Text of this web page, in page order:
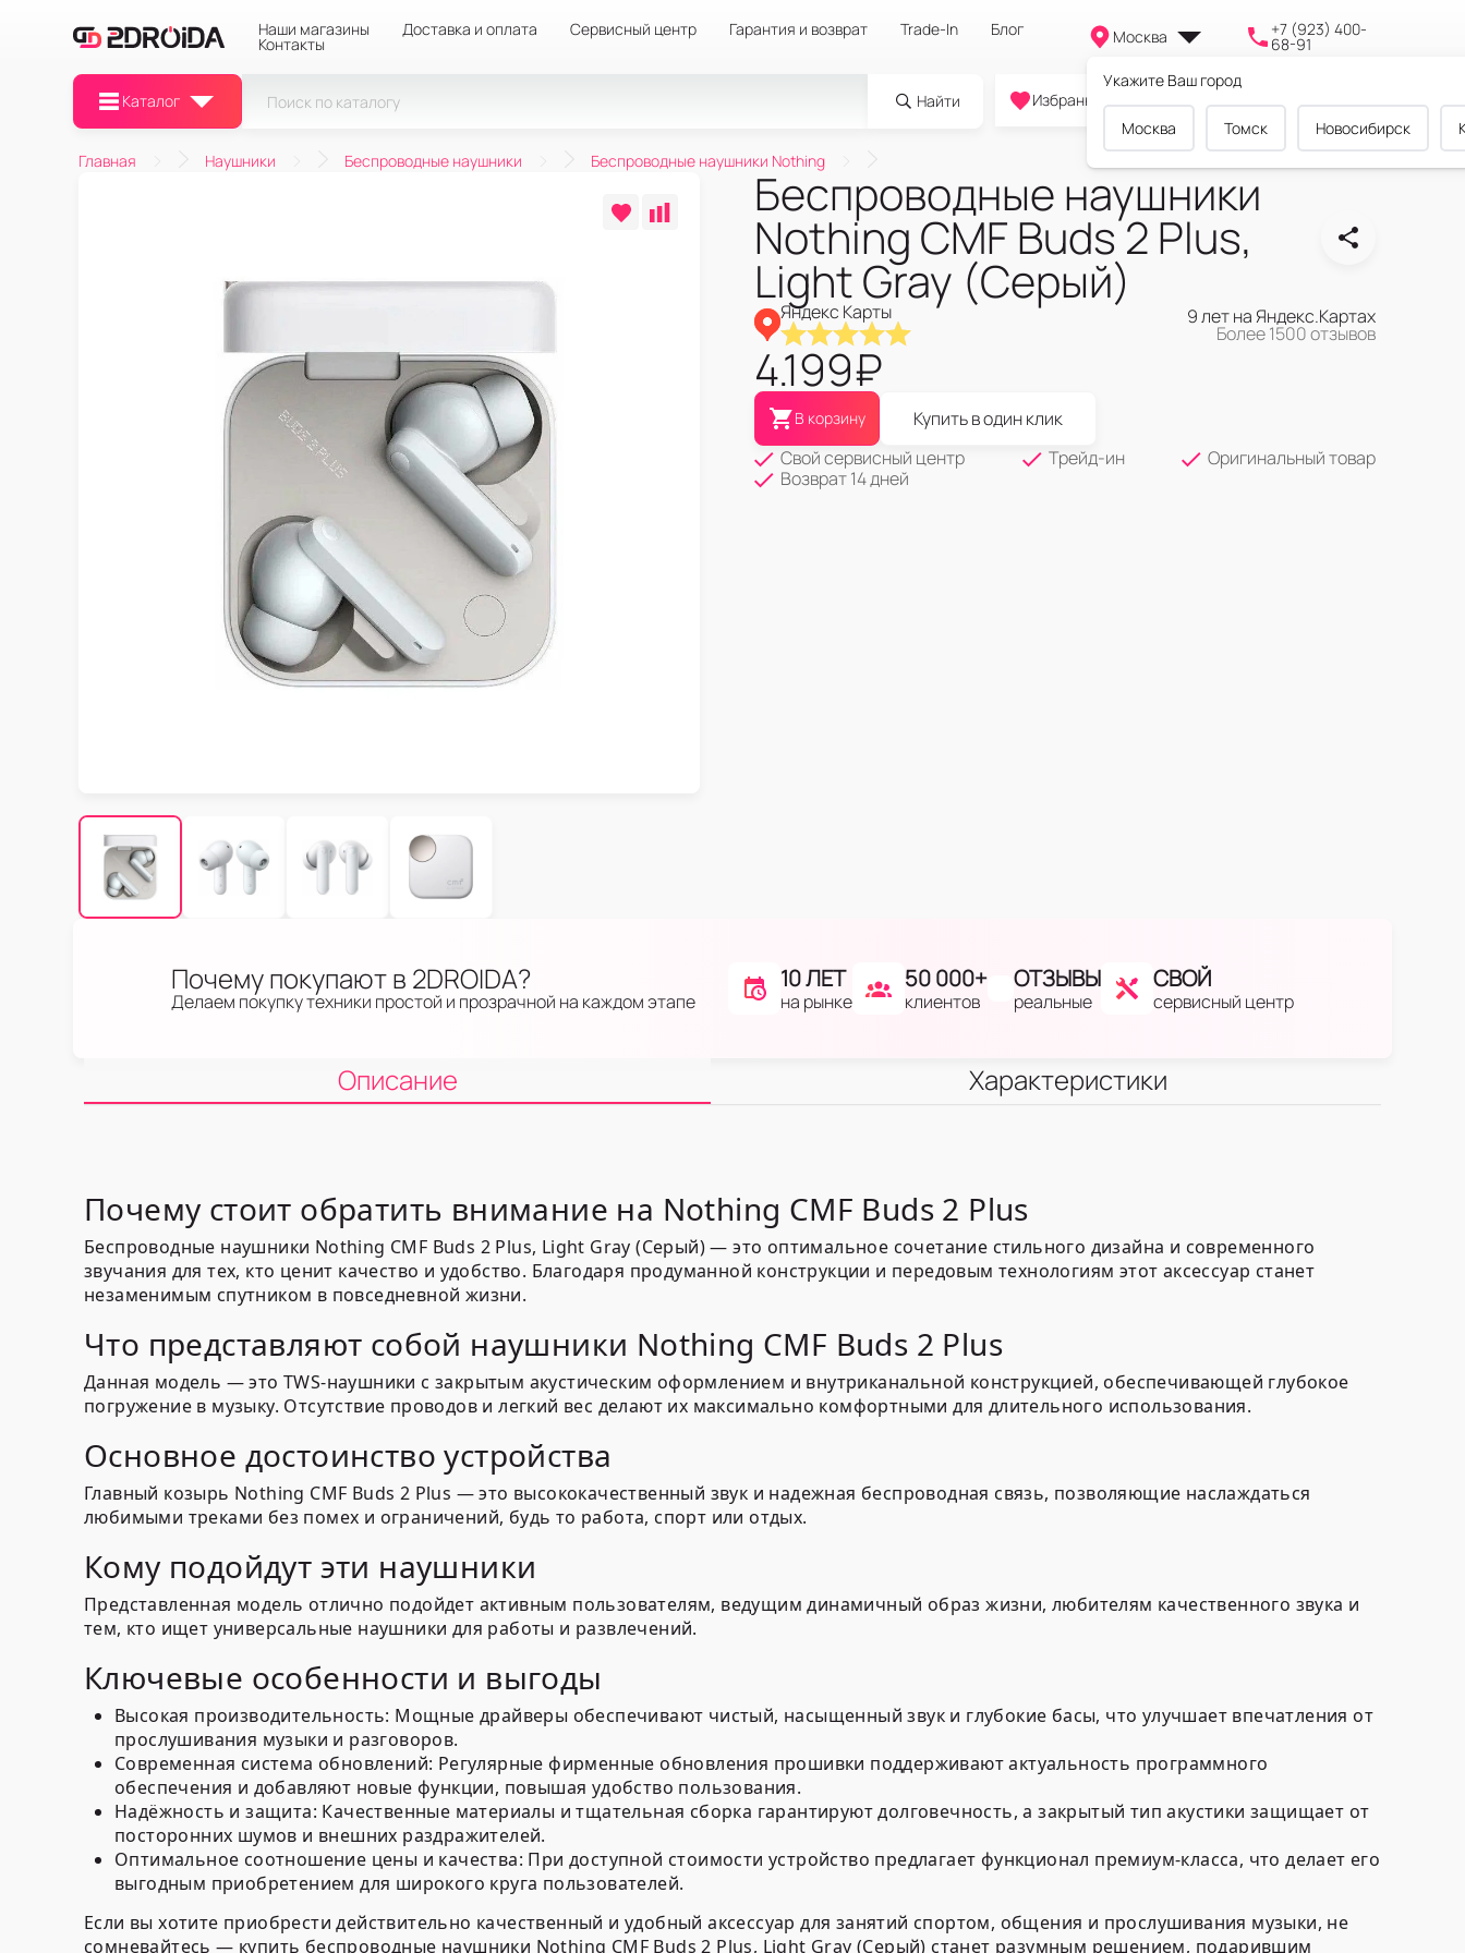
Наши магазины Доставка и оплата Сервисный центр Гарантия и возврат Trade-In Блог
Контакты Москва
Укажите Ваш город
Москва Томск Новосибирск
+7 (923) 400-
68-91
Каталог Найти
0
Избранное Cравнение Корзина
Главная Наушники Беспроводные наушники Беспроводные наушники Nothing
Беспроводные наушники
Nothing CMF Buds 2 Plus,
Light Gray (Серый)
Яндекс Карты 9 лет на Яндекс.Картах
Более 1500 отзывов
4.199₽
В корзину
Купить в один клик
Свой сервисный центр
Трейд-ин
Оригинальный товар
Возврат 14 дней
Почему покупают в 2DROIDA?
Делаем покупку техники простой и прозрачной на каждом этапе
10 ЛЕТ
на рынке
50 000+
клиентов
ОТЗЫВЫ
реальные
СВОЙ
сервисный центр
Описание Характеристики
Почему стоит обратить внимание на Nothing CMF Buds 2 Plus
Беспроводные наушники Nothing CMF Buds 2 Plus, Light Gray (Серый) — это оптимальное сочетание стильного дизайна и современного
звучания для тех, кто ценит качество и удобство. Благодаря продуманной конструкции и передовым технологиям этот аксессуар станет
незаменимым спутником в повседневной жизни.
Что представляют собой наушники Nothing CMF Buds 2 Plus
Данная модель — это TWS-наушники с закрытым акустическим оформлением и внутриканальной конструкцией, обеспечивающей глубокое
погружение в музыку. Отсутствие проводов и легкий вес делают их максимально комфортными для длительного использования.
Основное достоинство устройства
Главный козырь Nothing CMF Buds 2 Plus — это высококачественный звук и надежная беспроводная связь, позволяющие наслаждаться
любимыми треками без помех и ограничений, будь то работа, спорт или отдых.
Кому подойдут эти наушники
Представленная модель отлично подойдет активным пользователям, ведущим динамичный образ жизни, любителям качественного звука и
тем, кто ищет универсальные наушники для работы и развлечений.
Ключевые особенности и выгоды
Высокая производительность: Мощные драйверы обеспечивают чистый, насыщенный звук и глубокие басы, что улучшает впечатления от
прослушивания музыки и разговоров.
Современная система обновлений: Регулярные фирменные обновления прошивки поддерживают актуальность программного
обеспечения и добавляют новые функции, повышая удобство пользования.
Надёжность и защита: Качественные материалы и тщательная сборка гарантируют долговечность, а закрытый тип акустики защищает от
посторонних шумов и внешних раздражителей.
Оптимальное соотношение цены и качества: При доступной стоимости устройство предлагает функционал премиум-класса, что делает его
выгодным приобретением для широкого круга пользователей.
Если вы хотите приобрести действительно качественный и удобный аксессуар для занятий спортом, общения и прослушивания музыки, не
сомневайтесь — купить беспроводные наушники Nothing CMF Buds 2 Plus, Light Gray (Серый) станет разумным решением, подарившим